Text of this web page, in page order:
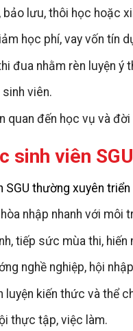
lưu, thôi học hoặc
học phí, vay vốn tín
đua nhằm rèn luyện ý
viên.
quan đến học vụ và đời
sinh viên SGU
thường xuyên
nhập nhanh với môi
tiếp sức mùa thi, hiến
nghề nghiệp, hội
luyện kiến thức và thể
thực tập, việc làm.